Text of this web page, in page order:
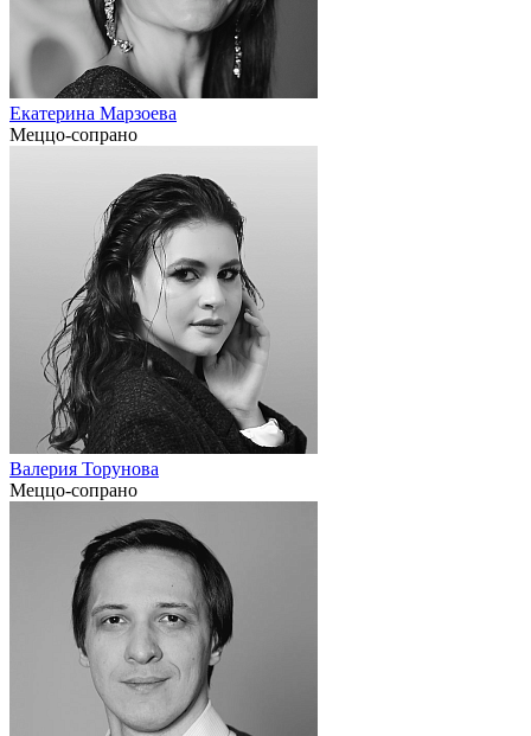
Екатерина Марзоева
Меццо-сопрано
Валерия Торунова
Меццо-сопрано